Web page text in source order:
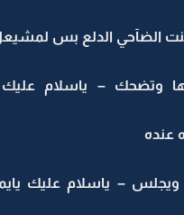
الضآحي الدلع بس
وتضحك – ياسلام
عنده
ويجلس – ياسلام عليك